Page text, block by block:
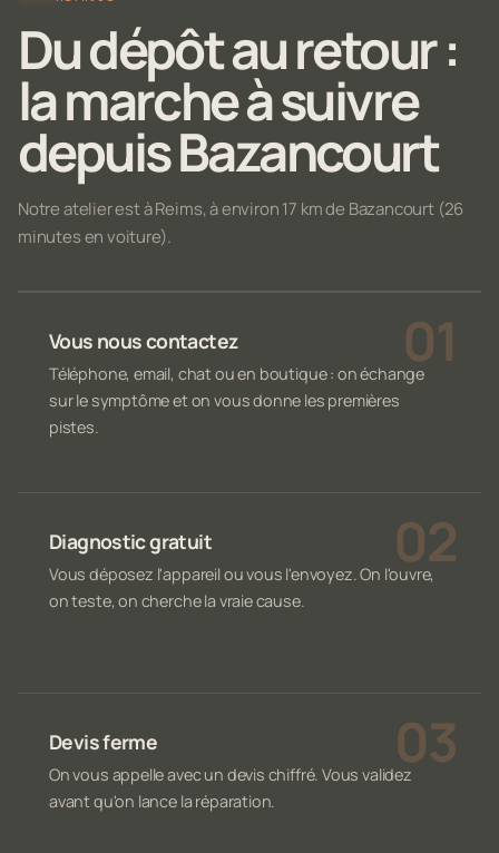
Du dépôt au retour :
la marche à suivre
depuis Bazancourt
Notre atelier est à Reims, à environ 17 km de Bazancourt (26
minutes en voiture).
Vous nous contactez
Téléphone, email, chat ou en boutique : on échange
sur le symptôme et on vous donne les premières
pistes.
Diagnostic gratuit
Vous déposez l'appareil ou vous l'envoyez. On l'ouvre,
on teste, on cherche la vraie cause.
Devis ferme
On vous appelle avec un devis chiffré. Vous validez
avant qu'on lance la réparation.